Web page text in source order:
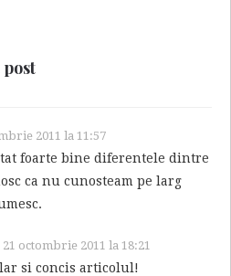
2011 la 11:57
foarte bine diferentele dintre
ca nu cunosteam pe larg
21 octombrie 2011 la 18:21
si concis articolul!